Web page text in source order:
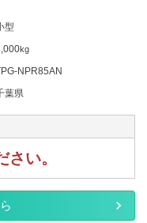
型
kg
NPR85AN
葉県
い。